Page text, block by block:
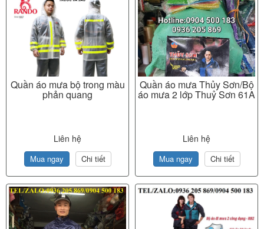
Quần áo mưa bộ trong màu
phản quang
Liên hệ
Mua ngay Chi tiết
Quần áo mưa Thủy Sơn/Bộ
áo mưa 2 lớp Thuỷ Sơn 61A
Liên hệ
Mua ngay Chi tiết